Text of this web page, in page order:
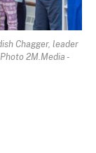
Chagger, leader
2M.Media -